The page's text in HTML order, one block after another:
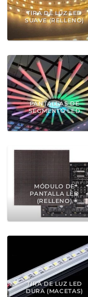
TIRA DE LUZ LED
SUAVE (RELLENO)
PANTALLAS DE
SEGMENTO LED
MÓDULO DE
PANTALLA LED
(RELLENO)
TIRA DE LUZ LED
DURA (MACETAS)